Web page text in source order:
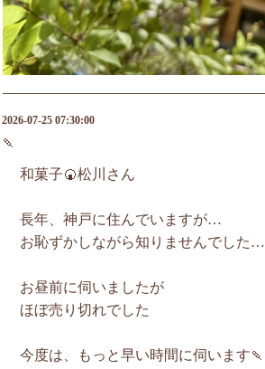
2026-07-25 07:30:00
🍡
和菓子🍘松川さん
長年、神戸に住んでいますが…
お恥ずかしながら知りませんでした…
お昼前に伺いましたが
ほぼ売り切れでした
今度は、もっと早い時間に伺います🍡